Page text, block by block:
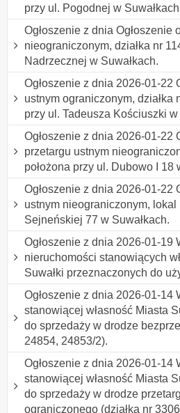
przy ul. Pogodnej w
Ogłoszenie z dnia Ogłoszenie
nieograniczonym, działka nr
Nadrzecznej w Suwałkach.
Ogłoszenie z dnia 2026-01-22
ustnym ograniczonym, działka
przy ul. Tadeusza Kościuszki w
Ogłoszenie z dnia 2026-01-22
przetargu ustnym
położona przy ul. Dubowo I 18
Ogłoszenie z dnia 2026-01-22
ustnym nieograniczonym,
Sejneńskiej 77 w Suwałkach.
Ogłoszenie z dnia 2026-01-19
nieruchomości stanowiących
Suwałki przeznaczonych do
Ogłoszenie z dnia 2026-01-14
stanowiącej własność Miasta
do sprzedaży w drodze
24854, 24853/2).
Ogłoszenie z dnia 2026-01-14
stanowiącej własność Miasta
do sprzedaży w drodze
ograniczonego (działka nr